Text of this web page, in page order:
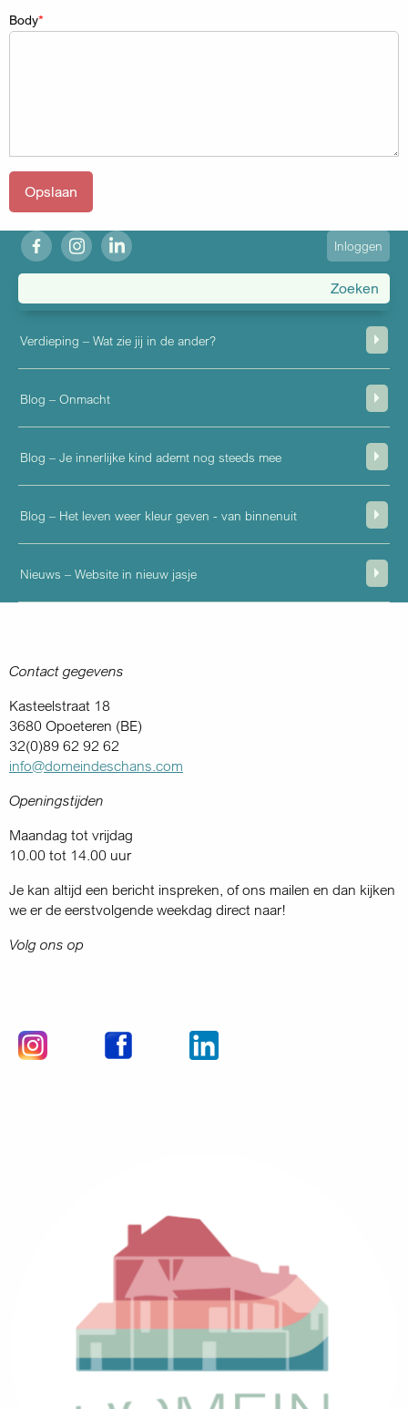
Body
fb ig in
User
account
menu
Inloggen
Verdieping – Wat zie jij in de ander?
Blog – Onmacht
Blog – Je innerlijke kind ademt nog steeds mee
Blog – Het leven weer kleur geven - van binnenuit
Nieuws – Website in nieuw jasje
Contact gegevens
Kasteelstraat 18
3680 Opoeteren (BE)
32(0)89 62 92 62
info@domeindeschans.com
Openingstijden
Maandag tot vrijdag
10.00 tot 14.00 uur
Je kan altijd een bericht inspreken, of ons mailen en dan kijken
we er de eerstvolgende weekdag direct naar!
Volg ons op